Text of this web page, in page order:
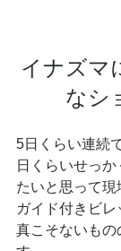
イナズマ
なシ
5日くらい連続
日くらいせっ
たいと思って
ガイド付きビ
真こそないもの